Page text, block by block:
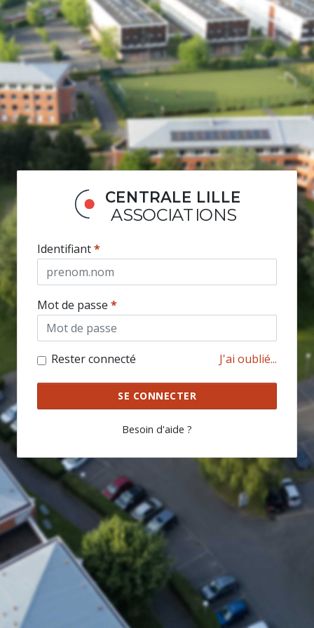
CENTRALE LILLE
ASSOCIATIONS
Identifiant*
Mot de passe *
Rester connecté J'ai oublié...
SE CONNECTER
Besoin d'aide ?